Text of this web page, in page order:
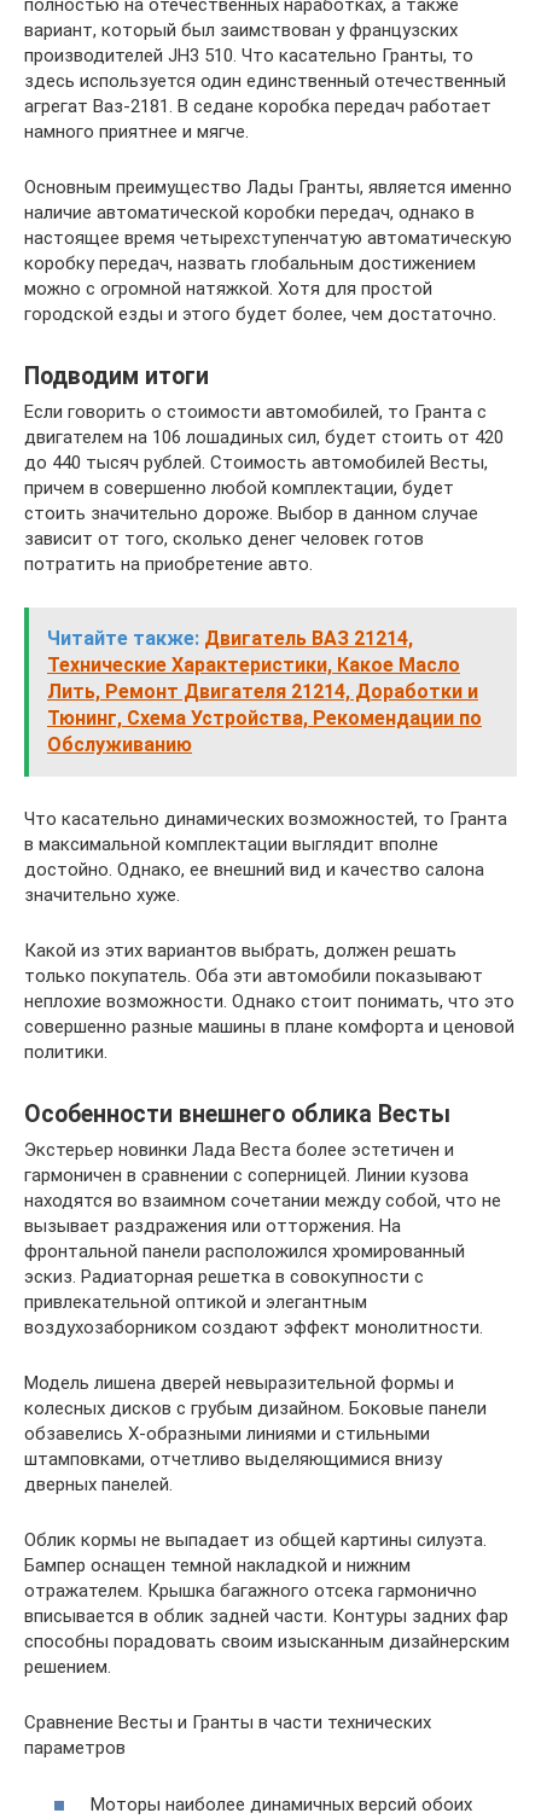
полностью на отечественных наработках, а также
вариант, который был заимствован у французских
производителей JH3 510. Что касательно Гранты, то
здесь используется один единственный отечественный
агрегат Ваз-2181. В седане коробка передач работает
намного приятнее и мягче.
Основным преимущество Лады Гранты, является именно
наличие автоматической коробки передач, однако в
настоящее время четырехступенчатую автоматическую
коробку передач, назвать глобальным достижением
можно с огромной натяжкой. Хотя для простой
городской езды и этого будет более, чем достаточно.
Подводим итоги
Если говорить о стоимости автомобилей, то Гранта с
двигателем на 106 лошадиных сил, будет стоить от 420
до 440 тысяч рублей. Стоимость автомобилей Весты,
причем в совершенно любой комплектации, будет
стоить значительно дороже. Выбор в данном случае
зависит от того, сколько денег человек готов
потратить на приобретение авто.
Читайте также: Двигатель ВАЗ 21214,
Технические Характеристики, Какое Масло
Лить, Ремонт Двигателя 21214, Доработки и
Тюнинг, Схема Устройства, Рекомендации по
Обслуживанию
Что касательно динамических возможностей, то Гранта
в максимальной комплектации выглядит вполне
достойно. Однако, ее внешний вид и качество салона
значительно хуже.
Какой из этих вариантов выбрать, должен решать
только покупатель. Оба эти автомобили показывают
неплохие возможности. Однако стоит понимать, что это
совершенно разные машины в плане комфорта и ценовой
политики.
Особенности внешнего облика Весты
Экстерьер новинки Лада Веста более эстетичен и
гармоничен в сравнении с соперницей. Линии кузова
находятся во взаимном сочетании между собой, что не
вызывает раздражения или отторжения. На
фронтальной панели расположился хромированный
эскиз. Радиаторная решетка в совокупности с
привлекательной оптикой и элегантным
воздухозаборником создают эффект монолитности.
Модель лишена дверей невыразительной формы и
колесных дисков с грубым дизайном. Боковые панели
обзавелись Х-образными линиями и стильными
штамповками, отчетливо выделяющимися внизу
дверных панелей.
Облик кормы не выпадает из общей картины силуэта.
Бампер оснащен темной накладкой и нижним
отражателем. Крышка багажного отсека гармонично
вписывается в облик задней части. Контуры задних фар
способны порадовать своим изысканным дизайнерским
решением.
Сравнение Весты и Гранты в части технических
параметров
Моторы наиболее динамичных версий обоих